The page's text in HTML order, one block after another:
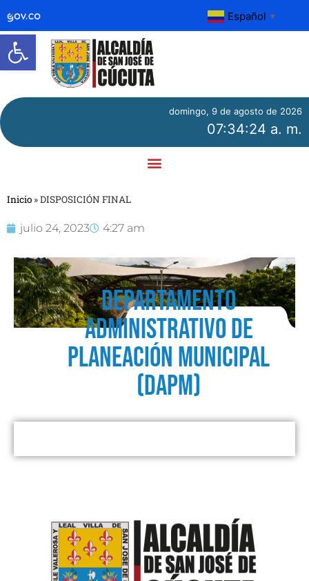
Abrir barra de herramientas
Español ▼
domingo, 9 de agosto de 2026
07:34:24 a. m.
Inicio »DISPOSICIÓN FINAL
julio 24, 2023 4:27 am
DEPARTAMENTO
ADMINISTRATIVO DE
PLANEACIÓN MUNICIPAL
(DAPM)